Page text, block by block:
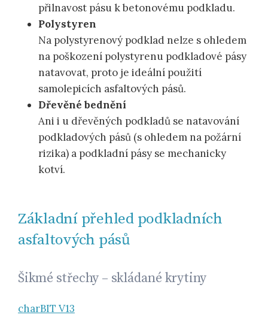
přilnavost pásu k betonovému podkladu.
Polystyren
Na polystyrenový podklad nelze s ohledem
na poškození polystyrenu podkladové pásy
natavovat, proto je ideální použití
samolepicích asfaltových pásů.
Dřevěné bednění
Ani i u dřevěných podkladů se natavování
podkladových pásů (s ohledem na požární
rizika) a podkladní pásy se mechanicky
kotví.
Základní přehled podkladních
asfaltových pásů
Šikmé střechy – skládané krytiny
charBIT V13